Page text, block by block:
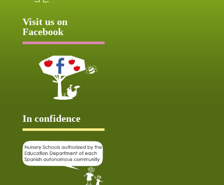
Visit us on
Facebook
In confidence